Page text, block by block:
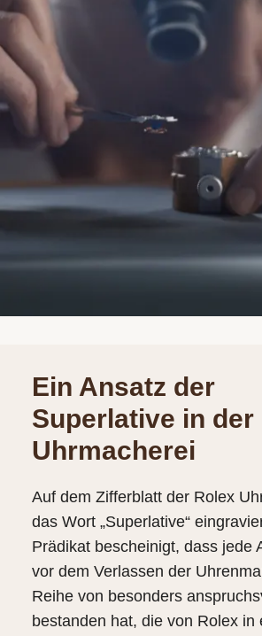
Ein Ansatz der
Superlative in der
Uhrmacherei
Auf dem Zifferblatt der Rolex
das Wort „Superlative“
Prädikat bescheinigt, dass jede
vor dem Verlassen der
Reihe von besonders
bestanden hat, die von Rolex in